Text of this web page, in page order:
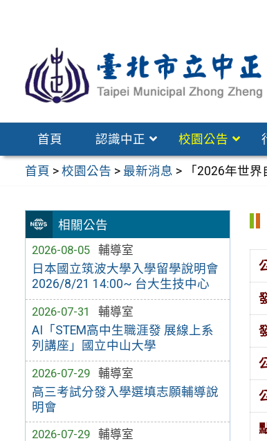
區
首頁 認識中正 校園公告
首頁 >校園公告 > 最新消息 > 「2026年世
相關公告
2026-08-05
輔導室
日本國立筑波大學入學留學說明會
2026/8/21 14:00~ 台大生技中心
2026-07-31
輔導室
AI「STEM高中生職涯發 展線上系
列講座」國立中山大學
2026-07-29
輔導室
高三考試分發入學選填志願輔導說
明會
2026-07-29
輔導室